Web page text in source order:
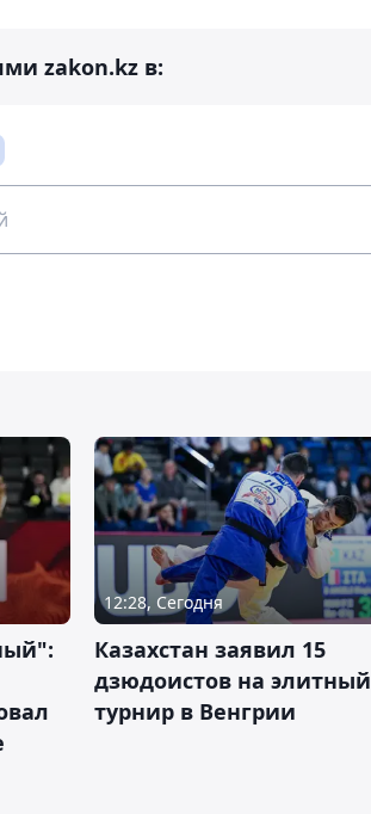
zakon.kz в:
12:28, Сегодня
Казахстан заявил 15
дзюдоистов на элитный
турнир в Венгрии